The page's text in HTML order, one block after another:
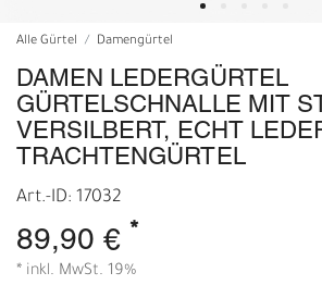
Alle Gürtel Damengürtel
DAMEN LEDERGÜRTEL
GÜRTELSCHNALLE MIT
VERSILBERT, ECHT
TRACHTENGÜRTEL
Art.-ID: 17032
89,90 € *
* inkl. MwSt. 19%